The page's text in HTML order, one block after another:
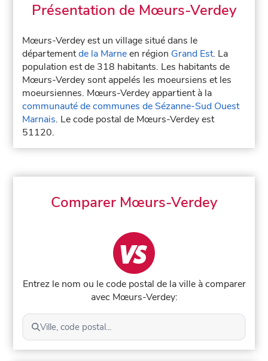
Présentation de Mœurs-Verdey
Mœurs-Verdey est un village situé dans le
départementde la Marneen région Grand Est. La
population est de 318 habitants. Les habitants de
Mœurs-Verdey sont appelés les moeursiens et les
moeursiennes. Mœurs-Verdey appartient à la
communauté de communes de Sézanne-Sud Ouest
Marnais. Le code postal de Mœurs-Verdey est
51120.
Comparer Mœurs-Verdey
Entrez le nom ou le code postal de la ville à comparer
avec Mœurs-Verdey:
Ville, code postal...